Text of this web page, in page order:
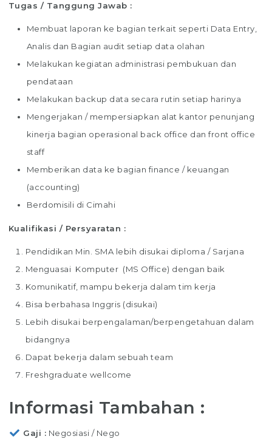
Tugas / Tanggung Jawab :
Membuat laporan ke bagian terkait seperti Data Entry,
Analis dan Bagian audit setiap data olahan
Melakukan kegiatan administrasi pembukuan dan
pendataan
Melakukan backup data secara rutin setiap harinya
Mengerjakan / mempersiapkan alat kantor penunjang
kinerja bagian operasional back office dan front office
staff
Memberikan data ke bagian finance / keuangan
(accounting)
Berdomisili di Cimahi
Kualifikasi / Persyaratan :
Pendidikan Min. SMA lebih disukai diploma / Sarjana
Menguasai Komputer (MS Office) dengan baik
Komunikatif, mampu bekerja dalam tim kerja
Bisa berbahasa Inggris (disukai)
Lebih disukai berpengalaman/berpengetahuan dalam
bidangnya
Dapat bekerja dalam sebuah team
Freshgraduate wellcome
Informasi Tambahan :
Gaji
Negosiasi / Nego